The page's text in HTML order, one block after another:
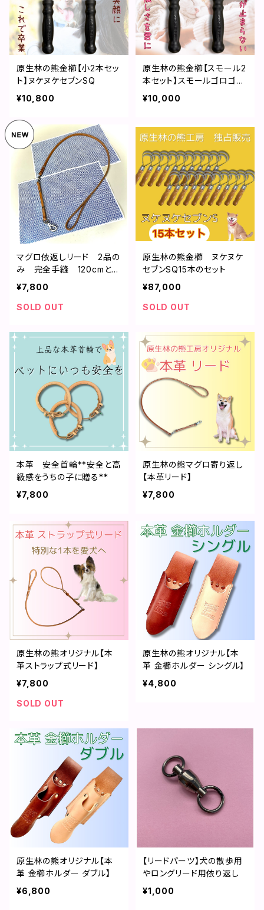
原生林の熊金櫛【小2本セッ
ト】ヌケヌケセブンSQ
¥10,800
原生林の熊金櫛【スモール2
本セット】スモールゴロゴロ
CQ
¥10,000
マグロ依返しリード 2品の
み 完全手縫 120cmと11
8cm各1本
¥7,800
SOLD OUT
原生林の熊金櫛 ヌケヌケ
セブンSQ15本のセット
¥87,000
SOLD OUT
本革 安全首輪**安全と高
級感をうちの子に贈る**
¥7,800
原生林の熊マグロ寄り返し
【本革リード】
¥7,800
原生林の熊オリジナル【本
革ストラップ式リード】
¥7,800
SOLD OUT
原生林の熊オリジナル【本
革 金櫛ホルダー シングル】
¥4,800
原生林の熊オリジナル【本
革 金櫛ホルダー ダブル】
¥6,800
【リードパーツ】犬の散歩用
やロングリード用依り返し
¥1,000